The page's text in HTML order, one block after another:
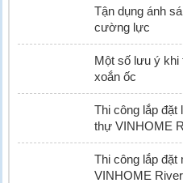
Tận dụng ánh
cường lực
Một số lưu ý khi
xoắn ốc
Thi công lắp đặt
thự VINHOME
Thi công lắp đặt
VINHOME